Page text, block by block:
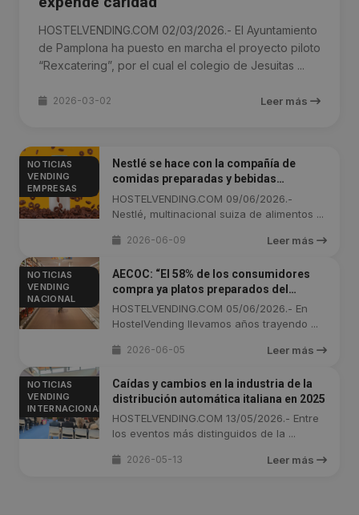
HOSTELVENDING.COM 02/03/2026.- El Ayuntamiento
de Pamplona ha puesto en marcha el proyecto piloto
“Rexcatering”, por el cual el colegio de Jesuitas ...
2026-03-02 Leer más
NOTICIAS
VENDING
EMPRESAS
Nestlé se hace con la compañía de
comidas preparadas y bebidas
funcionales Yfood Labs
HOSTELVENDING.COM 09/06/2026.-
Nestlé, multinacional suiza de alimentos ...
2026-06-09 Leer más
NOTICIAS
VENDING
NACIONAL
AECOC: “El 58% de los consumidores
compra ya platos preparados del
supermercado al menos una vez por
semana”
HOSTELVENDING.COM 05/06/2026.- En
HostelVending llevamos años trayendo ...
2026-06-05 Leer más
NOTICIAS
VENDING
INTERNACIONAL
Caídas y cambios en la industria de la
distribución automática italiana en 2025
HOSTELVENDING.COM 13/05/2026.- Entre
los eventos más distinguidos de la ...
2026-05-13 Leer más